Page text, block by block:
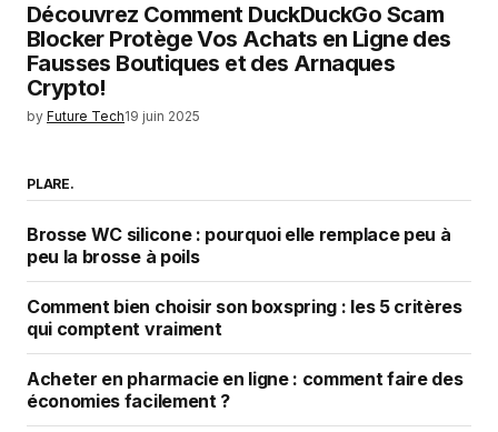
Découvrez Comment DuckDuckGo Scam
Blocker Protège Vos Achats en Ligne des
Fausses Boutiques et des Arnaques
Crypto!
by Future Tech19 juin 2025
PLARE.
Brosse WC silicone : pourquoi elle remplace peu à
peu la brosse à poils
Comment bien choisir son boxspring : les 5 critères
qui comptent vraiment
Acheter en pharmacie en ligne : comment faire des
économies facilement ?